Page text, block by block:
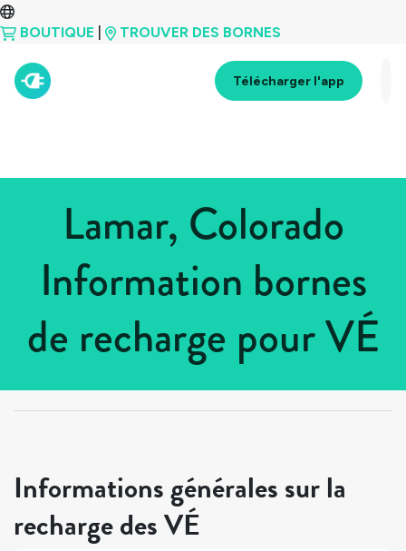
BOUTIQUE TROUVER DES BORNES
Télécharger l'app
Lamar, Colorado
Information bornes
de recharge pour VÉ
États-Unis > Colorado
Informations générales sur la
recharge des VÉ